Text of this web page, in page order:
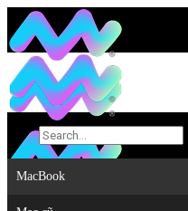
MacBook
MacBook